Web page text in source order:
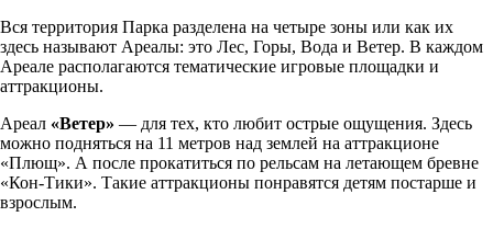
Вся территория Парка разделена на четыре зоны или как их
здесь называют Ареалы: это Лес, Горы, Вода и Ветер. В каждом
Ареале располагаются тематические игровые площадки и
аттракционы.
Ареал «Ветер» — для тех, кто любит острые ощущения. Здесь
можно подняться на 11 метров над землей на аттракционе
«Плющ». А после прокатиться по рельсам на летающем бревне
«Кон-Тики». Такие аттракционы понравятся детям постарше и
взрослым.